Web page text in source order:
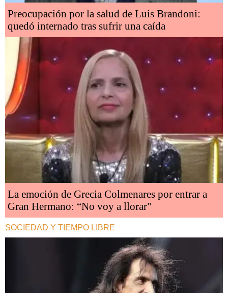
Preocupación por la salud de Luis Brandoni:
quedó internado tras sufrir una caída
La emoción de Grecia Colmenares por entrar a
Gran Hermano: “No voy a llorar"
SOCIEDAD Y TIEMPO LIBRE